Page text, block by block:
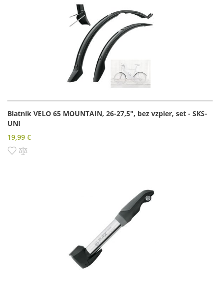
Blatník VELO 65 MOUNTAIN, 26-27,5", bez vzpier, set - SKS-
UNI
19,99 €
Pridať do zoznamu prianí